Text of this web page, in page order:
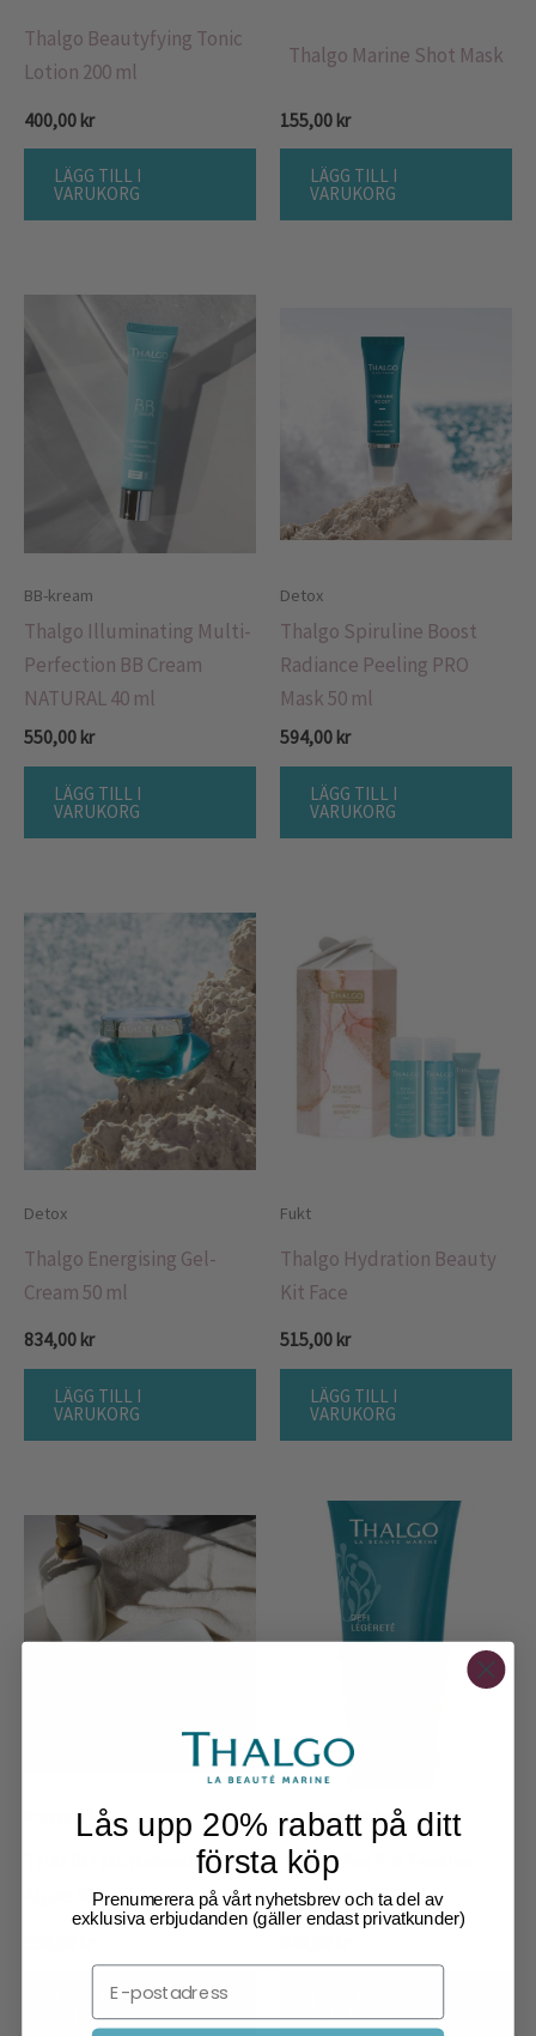
Thalgo Beautyfying Tonic
Lotion 200 ml
400,00 kr
LÄGG TILL I
VARUKORG
Thalgo Marine Shot Mask
155,00 kr
LÄGG TILL I
VARUKORG
BB-kream
Thalgo Illuminating Multi-
Perfection BB Cream
NATURAL 40 ml
550,00 kr
LÄGG TILL I
VARUKORG
Detox
Thalgo Spiruline Boost
Radiance Peeling PRO
Mask 50 ml
594,00 kr
LÄGG TILL I
VARUKORG
Detox
Thalgo Energising Gel-
Cream 50 ml
834,00 kr
LÄGG TILL I
VARUKORG
Fukt
Thalgo Hydration Beauty
Kit Face
515,00 kr
LÄGG TILL I
VARUKORG
Kroppsvård
THALGO Micronised Marine
Algae 40 g x 10
LÄGG TILL I
VARUKORG
Kroppsprodukter
Thalgo Gel For Feather-
Light Legs 150 ml
VARUKORG
Lås upp 20% rabatt på ditt
första köp
Prenumerera på vårt nyhetsbrev och ta del av
exklusiva erbjudanden (gäller endast privatkunder)
Email